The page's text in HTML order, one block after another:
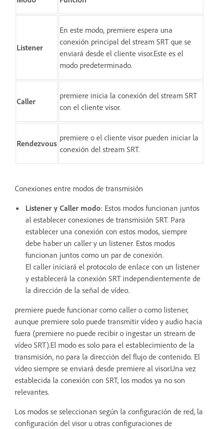
Listener
En este modo, premiere espera una
conexión principal del stream SRT que se
enviará desde el cliente visor.Este es el
modo predeterminado.
Caller
premiere inicia la conexión del stream SRT
con el cliente visor.
Rendezvous
premiere o el cliente visor pueden iniciar la
conexión del stream SRT.
Conexiones entre modos de transmisión
Listener y Caller modo: Estos modos funcionan juntos
al establecer conexiones de transmisión SRT. Para
establecer una conexión con estos modos, siempre
debe haber un caller y un listener. Estos modos
funcionan juntos como un par de conexión.
El caller iniciará el protocolo de enlace con un listener
y establecerá la conexión SRT independientemente de
la dirección de la señal de vídeo.
premiere puede funcionar como caller o como listener,
aunque premiere solo puede transmitir vídeo y audio hacia
fuera (premiere no puede recibir o ingestar un stream de
vídeo SRT).El modo es solo para el establecimiento de la
transmisión, no para la dirección del flujo de contenido. El
vídeo siempre se enviará desde premiere al visor.Una vez
establecida la conexión con SRT, los modos ya no son
relevantes.
Los modos se seleccionan según la configuración de red, la
configuración del visor u otras configuraciones de